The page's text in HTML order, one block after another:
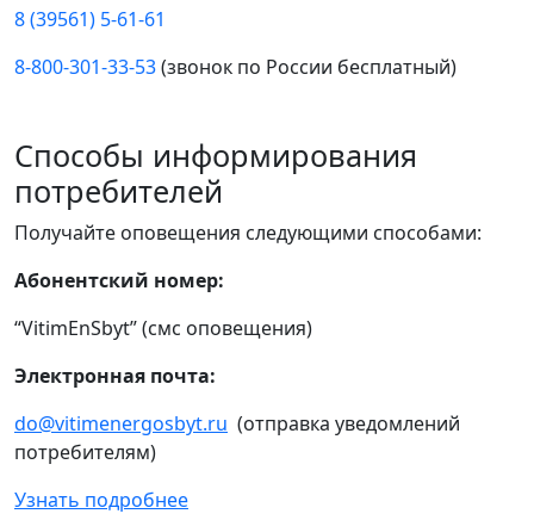
8 (39561) 5-61-61
8-800-301-33-53(звонок по России бесплатный)
Способы информирования
потребителей
Получайте оповещения следующими способами:
Абонентский номер:
“VitimEnSbyt” (смс оповещения)
Электронная почта:
do@vitimenergosbyt.ru (отправка уведомлений
потребителям)
Узнать подробнее